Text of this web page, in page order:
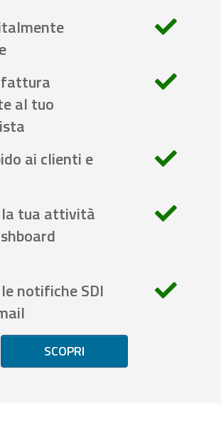
al tuo
ai clienti e
tua attività
notifiche SDI
SCOPRI